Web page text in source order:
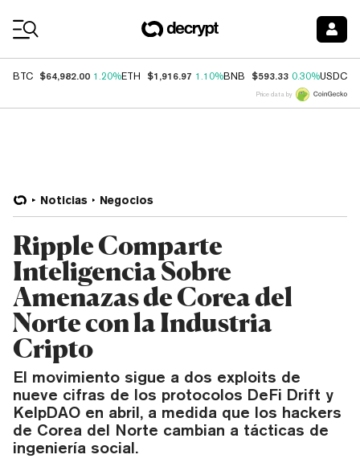
BTC $64,982.00 1.20%ETH $1,916.97 1.10%BNB $593.33 0.30%USDC
Price data by
Noticias Negocios
Ripple Comparte
Inteligencia Sobre
Amenazas de Corea del
Norte con la Industria
Cripto
El movimiento sigue a dos exploits de
nueve cifras de los protocolos DeFi Drift y
KelpDAO en abril, a medida que los hackers
de Corea del Norte cambian a tácticas de
ingeniería social.